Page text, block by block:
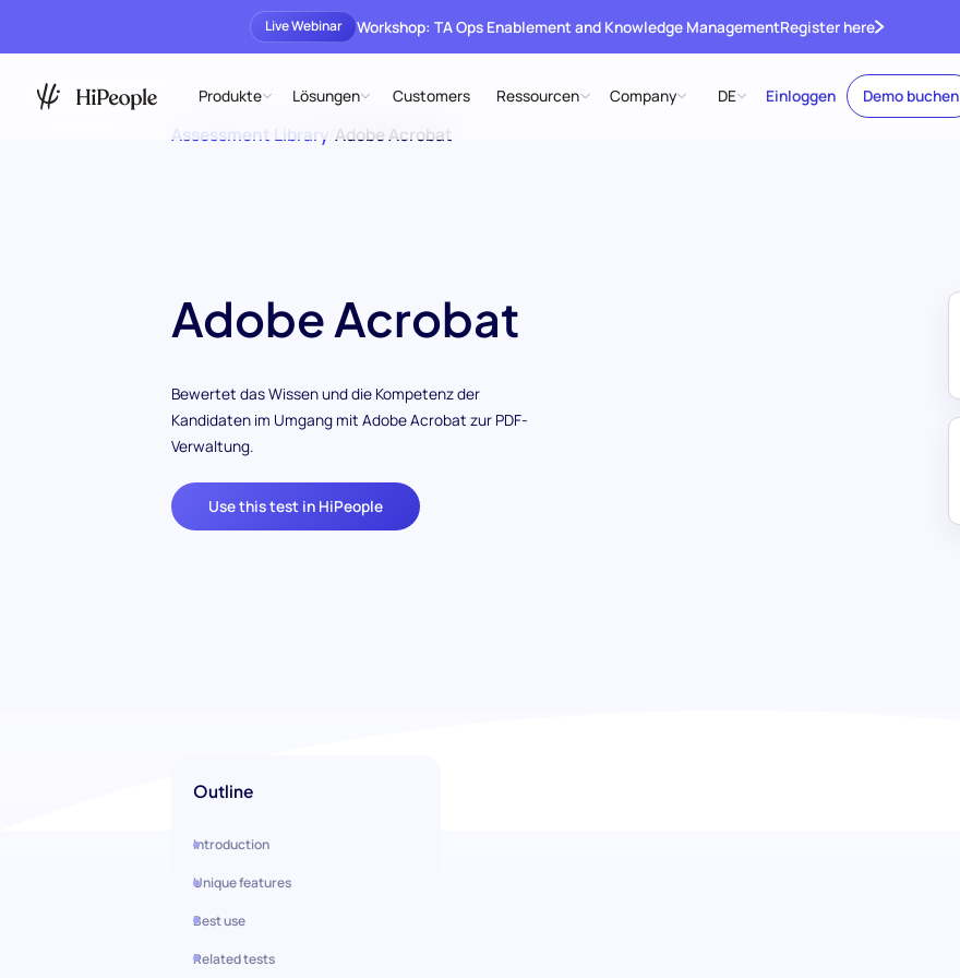
Live Webinar Workshop: TA Ops Enablement and Knowledge ManagementRegister here
Produkte Lösungen Customers Ressourcen Company DE Einloggen Demo buchen
Assessment Library Adobe Acrobat
Adobe Acrobat
Bewertet das Wissen und die Kompetenz der
Kandidaten im Umgang mit Adobe Acrobat zur PDF-
Verwaltung.
Use this test in HiPeople
Outline
Introduction
Unique features
Best use
Related tests